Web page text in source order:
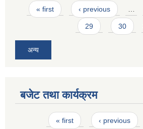
Pages
« first ‹ previous …
29 30
अन्य
बजेट तथा कार्यक्रम
Pages« first ‹ previous